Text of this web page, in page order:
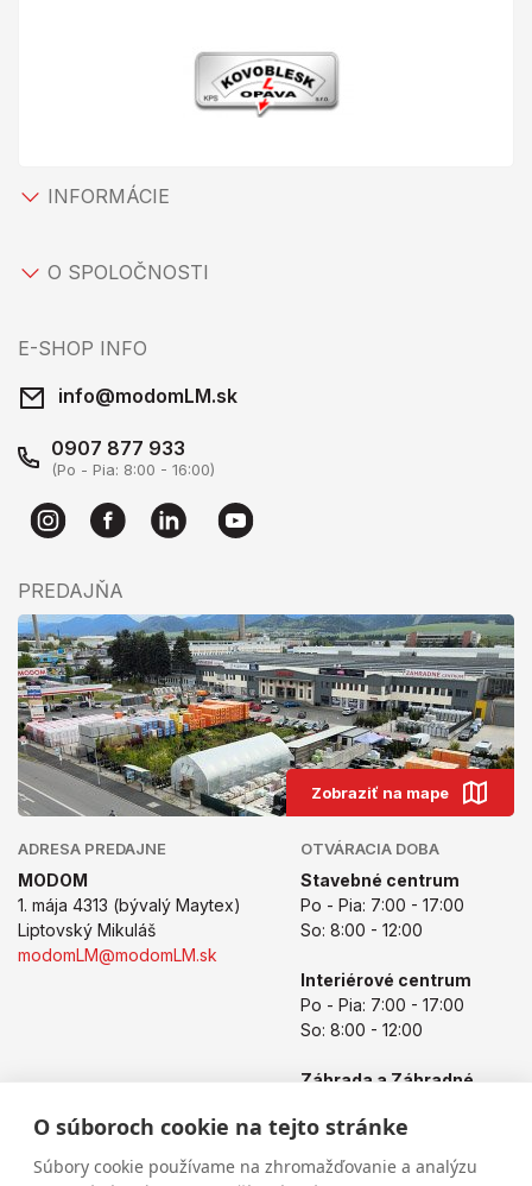
O súboroch cookie na tejto stránke
Súbory cookie používame na zhromažďovanie a analýzu
INFORMÁCIE
O SPOLOČNOSTI
E-SHOP INFO
info@modomLM.sk
0907 877 933
(Po - Pia: 8:00 - 16:00)
PREDAJŇA
Zobraziť na mape
ADRESA PREDAJNE
MODOM
1. mája 4313 (bývalý Maytex)
Liptovský Mikuláš
modomLM@modomLM.sk
OTVÁRACIA DOBA
Stavebné centrum
Po - Pia: 7:00 - 17:00
So: 8:00 - 12:00
Interiérové centrum
Po - Pia: 7:00 - 17:00
So: 8:00 - 12:00
Záhrada a Záhradné
Po - Pia: 8:00 - 17:00
So: 8:00 - 12:00